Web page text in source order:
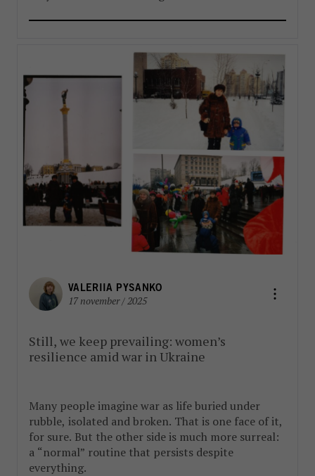
välkommen del i reformarbetet är stärkandet av
VALERIIA PYSANKO
17 november / 2025
Still, we keep prevailing: women’s
resilience amid war in Ukraine
Many people imagine war as life buried under
rubble, isolated and broken. That is one face of it,
for sure. But the other side is much more surreal:
a “normal” routine that persists despite
everything.